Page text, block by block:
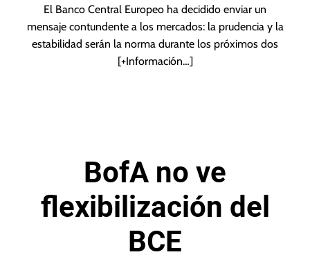
El Banco Central Europeo ha decidido enviar un
mensaje contundente a los mercados: la prudencia y la
estabilidad serán la norma durante los próximos dos
[+Información…]
BofA no ve
flexibilización del
BCE